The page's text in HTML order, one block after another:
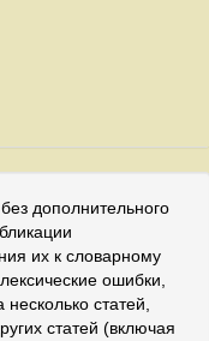
дополнительного
их к словарному
ошибки,
статей,
статей (включая